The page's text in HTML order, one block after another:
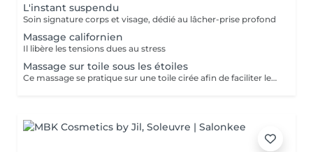
L'instant suspendu
Soin signature corps et visage, dédié au lâcher-prise profond
Massage californien
Il libère les tensions dues au stress
Massage sur toile sous les étoiles
Ce massage se pratique sur une toile cirée afin de faciliter les mouvements de bascule et de massage simultanés des faces antérieures et postérieures du corps. A conseiller aux personnes habitués aux massages